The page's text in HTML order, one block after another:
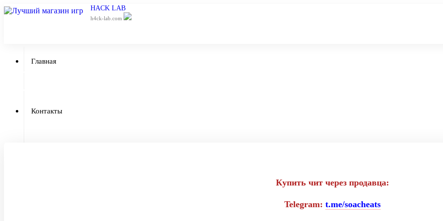
HACK LAB
h4ck-lab.com
Главная
Контакты
Купить чит через продавца:
Telegram: t.me/soacheats